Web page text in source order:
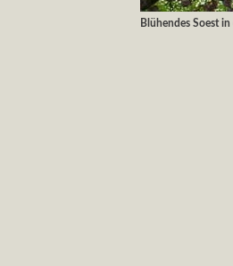
Blühendes Soest